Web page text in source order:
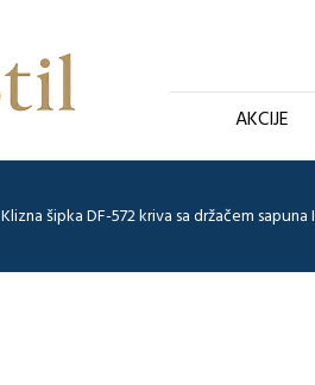
AKCIJE
Klizna šipka DF-572 kriva sa držačem sapuna I